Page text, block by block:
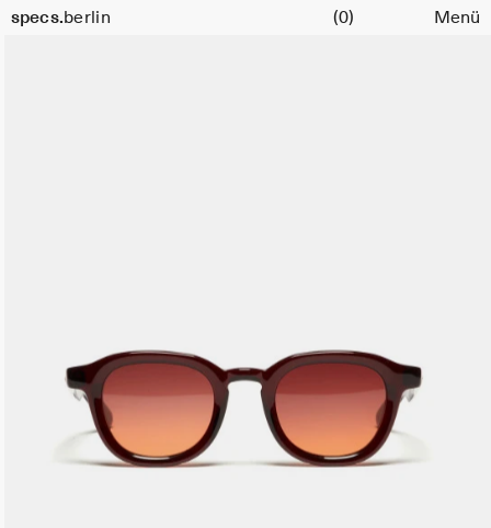
specs.berlin
Warenkorb (0) Menü
Größe
47